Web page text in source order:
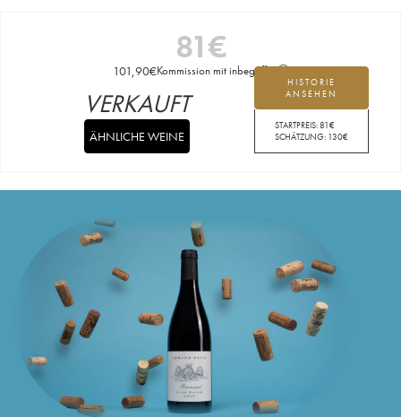
81€
101,90€Kommission mit inbegriffen
HISTORIE
ANSEHEN
STARTPREIS:81€
SCHÄTZUNG: 130€
VERKAUFT
ÄHNLICHE WEINE